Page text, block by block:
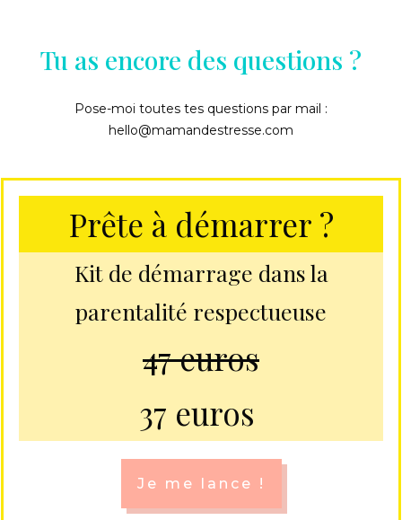
Tu as encore des questions ?
Pose-moi toutes tes questions par mail :
hello@mamandestresse.com
Prête à démarrer ?
Kit de démarrage dans la
parentalité respectueuse
47 euros
37 euros
Je me lance !